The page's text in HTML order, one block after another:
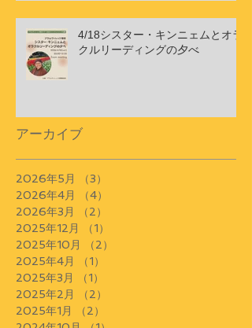
4/18シスター・キンニェムとオラ
クルリーディングの夕べ
アーカイブ
2026年5月 （3）
2026年4月
（4）
2026年3月
（2）
2025年12月
（1）
2025年10月
（2）
2025年4月
（1）
2025年3月
（1）
2025年2月
（2）
2025年1月
（2）